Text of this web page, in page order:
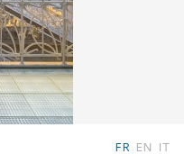
FR EN IT